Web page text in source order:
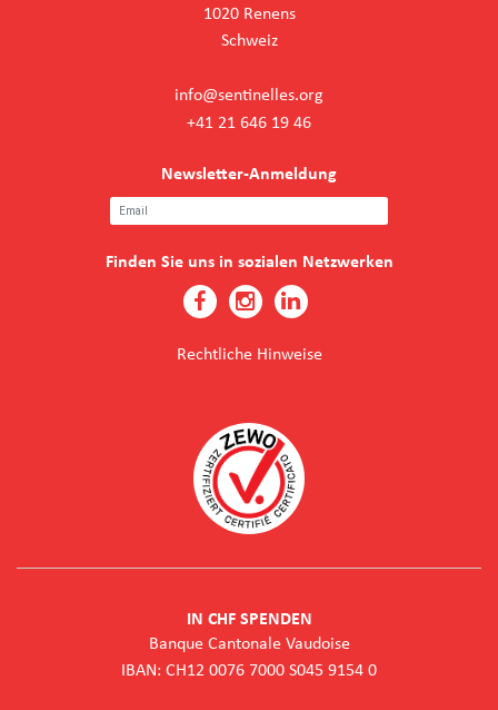
1020 Renens
Schweiz
info@sentinelles.org
+41 21 646 19 46
Newsletter-Anmeldung
Finden Sie uns in sozialen Netzwerken
Rechtliche Hinweise
IN CHF SPENDEN
Banque Cantonale Vaudoise
IBAN: CH12 0076 7000 S045 9154 0